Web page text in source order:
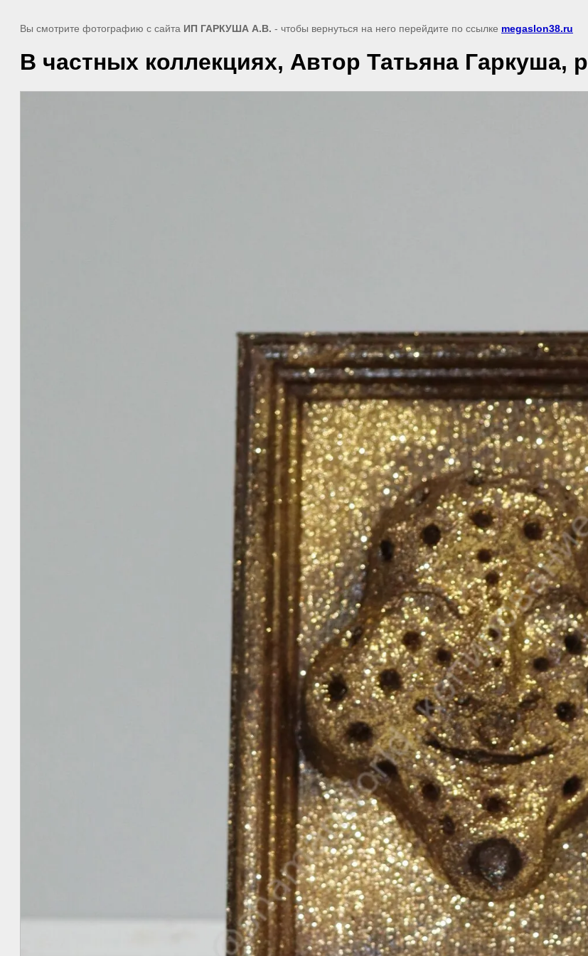
Вы смотрите фотографию с сайта ИП ГАРКУША А.В. - чтобы вернуться на него перейдите по ссылке megaslon38.ru
В частных коллекциях, Автор Татьяна Гаркуша,